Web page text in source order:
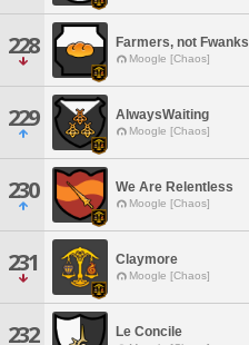
228 Farmers, not Fwanks
Moogle [Chaos]
229 AlwaysWaiting
Moogle [Chaos]
230 We Are Relentless
Moogle [Chaos]
231 Claymore
Moogle [Chaos]
232 Le Concile